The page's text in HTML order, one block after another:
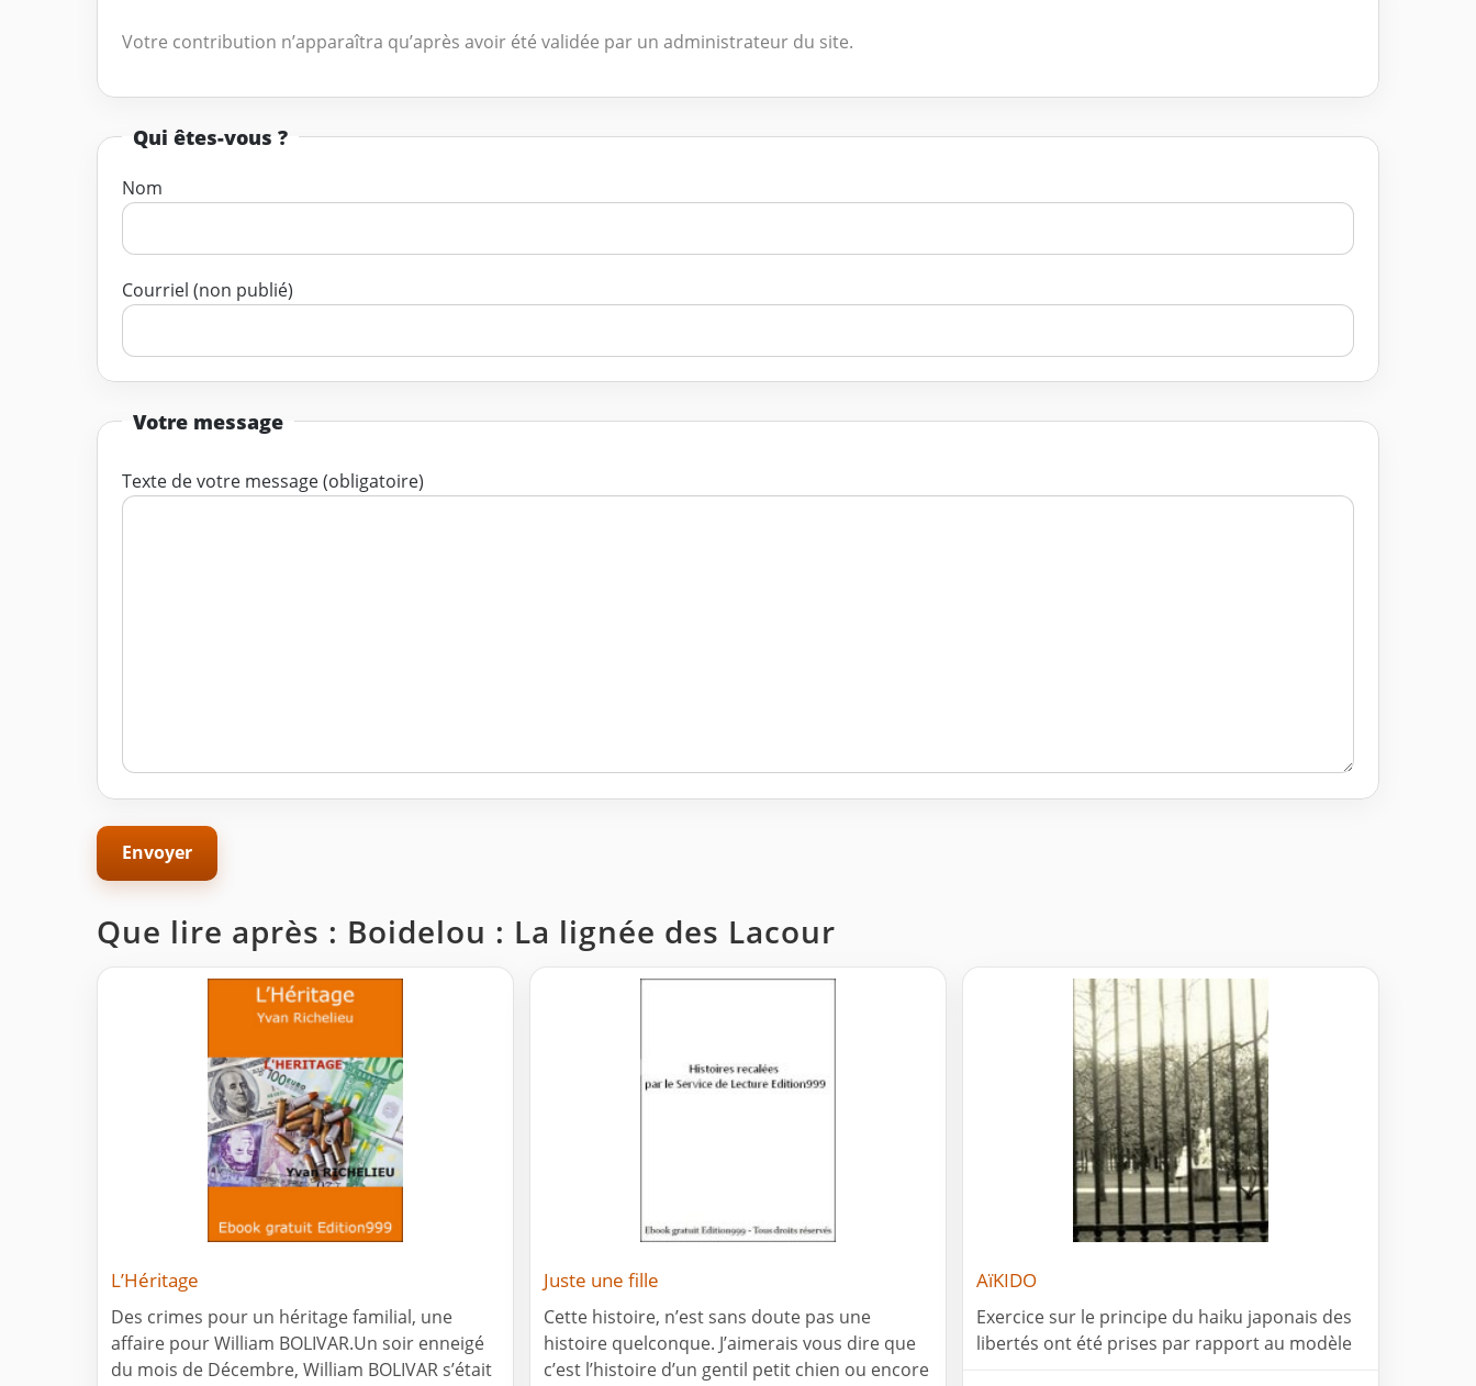
Votre contribution n’apparaîtra qu’après avoir été validée par un administrateur du site.
Qui êtes-vous ?
Nom
Courriel (non publié)
Votre message
Texte de votre message (obligatoire)
Que lire après : Boidelou : La lignée des Lacour
L’Héritage
Des crimes pour un héritage familial, une
affaire pour William BOLIVAR.Un soir enneigé
du mois de Décembre, William BOLIVAR s’était
Juste une fille
Cette histoire, n’est sans doute pas une
histoire quelconque. J’aimerais vous dire que
c’est l’histoire d’un gentil petit chien ou encore
AïKIDO
Exercice sur le principe du haiku japonais des
libertés ont été prises par rapport au modèle